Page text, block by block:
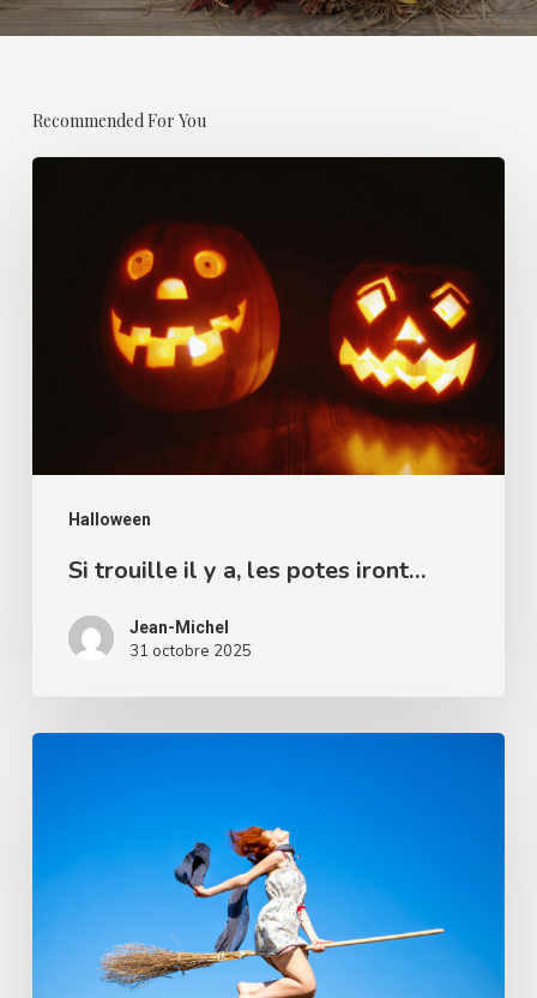
Recommended For You
Halloween
Si trouille il y a, les potes iront…
Jean-Michel
31 octobre 2025
danger
Halloween